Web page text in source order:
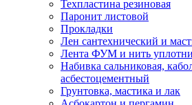
Техпластина резиновая
Паронит листовой
Прокладки
Лен сантехнический и
Лента ФУМ и нить
Набивка сальниковая,
асбестоцементный
Грунтовка, мастика и лак